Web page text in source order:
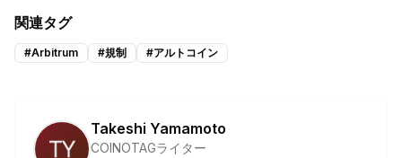
関連タグ
#Arbitrum #規制 #アルトコイン
Takeshi Yamamoto
COINOTAGライター